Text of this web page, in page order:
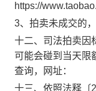
https://
3、拍卖未成交的
十二、司法拍卖因
可能会碰到当天限
查询，网址：
十三、依照法释〔